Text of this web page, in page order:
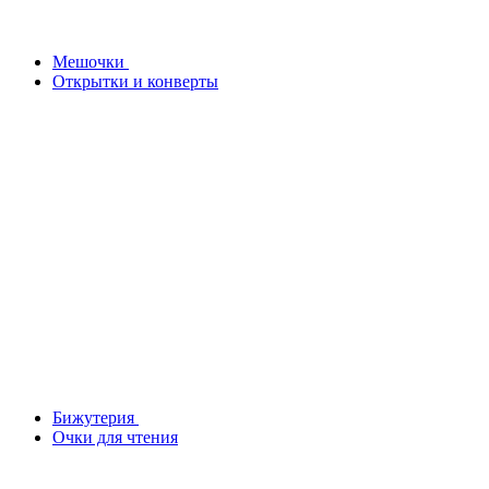
Мешочки
Открытки и конверты
Бижутерия
Очки для чтения